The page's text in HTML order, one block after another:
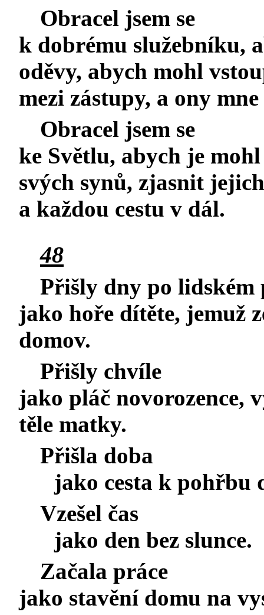
Obracel jsem se
k dobrému služebníku,
oděvy, abych mohl
mezi zástupy, a ony
Obracel jsem se
ke Světlu, abych je
svých synů, zjasnit
a každou cestu v dál.
48
Přišly dny po lidském
jako hoře dítěte, jemuž
domov.
Přišly chvíle
jako pláč novorozence,
těle matky.
Přišla doba
jako cesta k pohřbu
Vzešel čas
jako den bez slunce.
Začala práce
jako stavění domu na